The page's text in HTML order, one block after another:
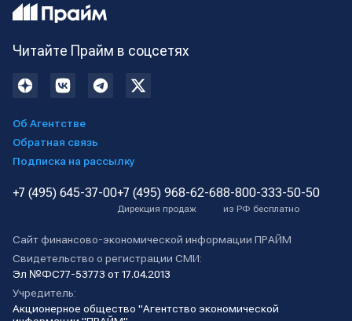
Читайте Прайм в соцсетях
Об Агентстве
Обратная связь
Подписка на рассылку
+7 (495) 645-37-00+7 (495) 968-62-68
Дирекция продаж
8-800-333-50-50
из РФ бесплатно
Сайт финансово-экономической информации ПРАЙМ
Свидетельство о регистрации СМИ:
Эл №ФС77-53773 от 17.04.2013
Учредитель:
Акционерное общество "Агентство экономической